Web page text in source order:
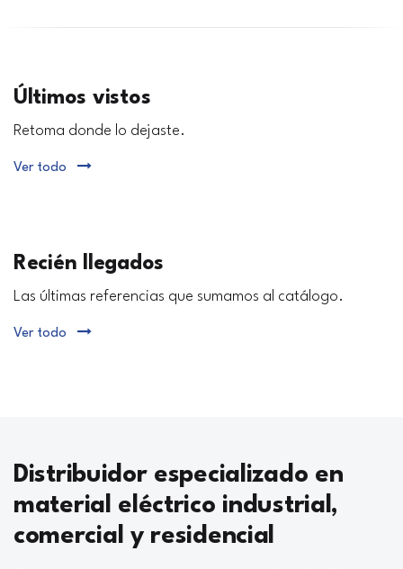
Últimos vistos
Retoma donde lo dejaste.
Ver todo
Recién llegados
Las últimas referencias que sumamos al catálogo.
Ver todo
Distribuidor especializado en
material eléctrico industrial,
comercial y residencial